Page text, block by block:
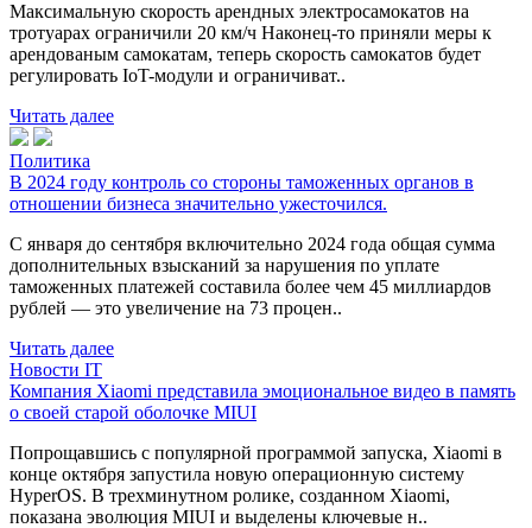
Максимальную скорость арендных электросамокатов на
тротуарах ограничили 20 км/ч Наконец-то приняли меры к
арендованым самокатам, теперь скорость самокатов будет
регулировать IoT-модули и ограничиват..
Читать далее
Политика
В 2024 году контроль со стороны таможенных органов в
отношении бизнеса значительно ужесточился.
С января до сентября включительно 2024 года общая сумма
дополнительных взысканий за нарушения по уплате
таможенных платежей составила более чем 45 миллиардов
рублей — это увеличение на 73 процен..
Читать далее
Новости IT
Компания Xiaomi представила эмоциональное видео в память
о своей старой оболочке MIUI
Попрощавшись с популярной программой запуска, Xiaomi в
конце октября запустила новую операционную систему
HyperOS. В трехминутном ролике, созданном Xiaomi,
показана эволюция MIUI и выделены ключевые н..